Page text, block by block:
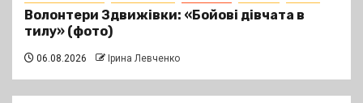
Волонтери Здвижівки: «Бойові дівчата в
тилу» (фото)
06.08.2026 Ірина Левченко